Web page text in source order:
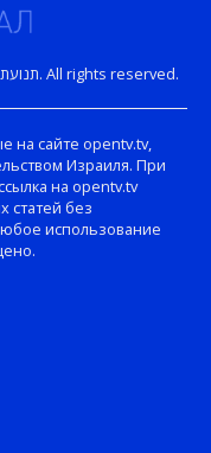
Copyright © Открытый телеканал. תנועת הערבות. All rights reserved.
на сайте opentv.tv,
Израиля. При
на opentv.tv
статей без
использование